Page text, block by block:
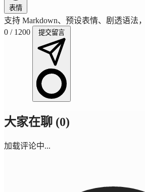
表情
支持 Markdown、预设表情、剧透语法
0 / 1200 提交留言
大家在聊 (0)
加载评论中...